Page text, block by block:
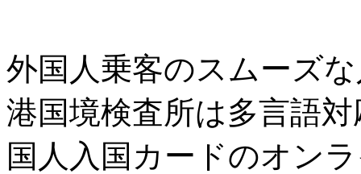
外国人乗客のスムーズ
港国境検査所は多言語
国人入国カードのオン